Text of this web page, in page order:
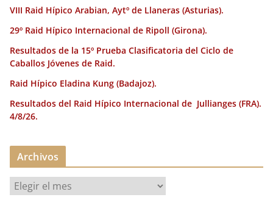
VIII Raid Hípico Arabian, Aytº de Llaneras (Asturias).
29º Raid Hípico Internacional de Ripoll (Girona).
Resultados de la 15º Prueba Clasificatoria del Ciclo de
Caballos Jóvenes de Raid.
Raid Hípico Eladina Kung (Badajoz).
Resultados del Raid Hípico Internacional de Jullianges (FRA).
4/8/26.
Archivos